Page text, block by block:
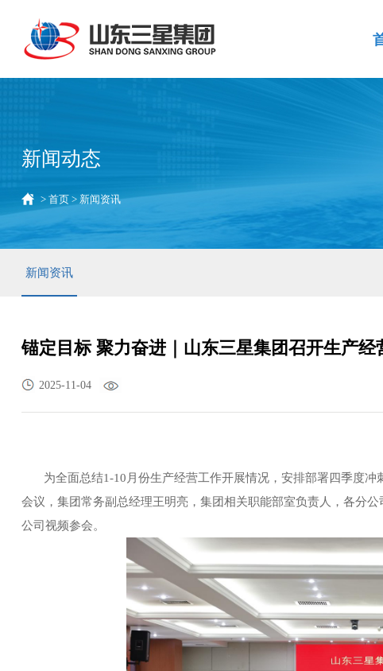
新闻动态
> 首页> 新闻资讯
新闻资讯
锚定目标 聚力奋进｜山东三星集团召开生产经
2025-11-04
为全面总结1-10月份生产经营工作开展情况，安排部署四季度
会议，集团常务副总经理王明亮，集团相关职能部室负责人，各分
公司视频参会。